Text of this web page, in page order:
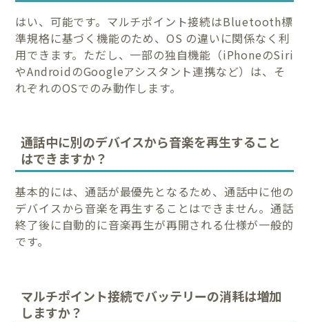
はい、可能です。マルチポイント接続はBluetooth標
準規格に基づく機能のため、OS の違いに関係なく利
用できます。ただし、一部の独自機能（iPhoneのSiri
やAndroidのGoogleアシスタント連携など）は、そ
れぞれのOSでのみ動作します。
通話中に別のデバイスから音楽を再生すること
はできますか？
基本的には、通話が最優先となるため、通話中に他の
デバイスから音楽を再生することはできません。通話
終了後に自動的に音楽再生が再開される仕様が一般的
です。
マルチポイント接続でバッテリーの消耗は増加
しますか？